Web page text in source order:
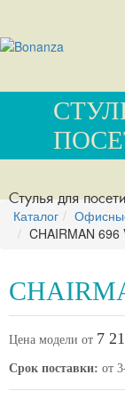
Стулья для
Каталог
CHAIRMAN 696
Цена модели от 7
Срок поставки: от